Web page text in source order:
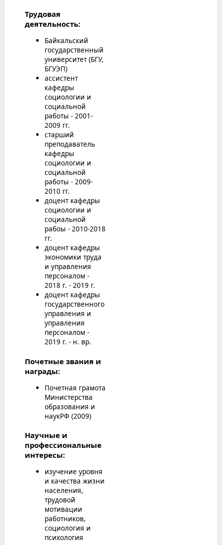
Трудовая
деятельность:
Байкальский
государственный
университет (БГУ,
БГУЭП)
ассистент
кафедры
социологии и
социальной
работы - 2001-
2009 гг.
старший
преподаватель
кафедры
социологии и
социальной
работы - 2009-
2010 гг.
доцент кафедры
социологии и
социальной
рабоы - 2010-2018
гг.
доцент кафедры
экономики труда
и управления
персоналом -
2018 г. - 2019 г.
доцент кафедры
государственного
управления и
управления
персоналом -
2019 г. - н. вр.
Почетные звания и
награды:
Почетная грамота
Министерства
образования и
наукРФ (2009)
Научные и
профессиональные
интересы:
изучение уровня
и качества жизни
населения,
трудовой
мотивации
работников,
социология и
психология